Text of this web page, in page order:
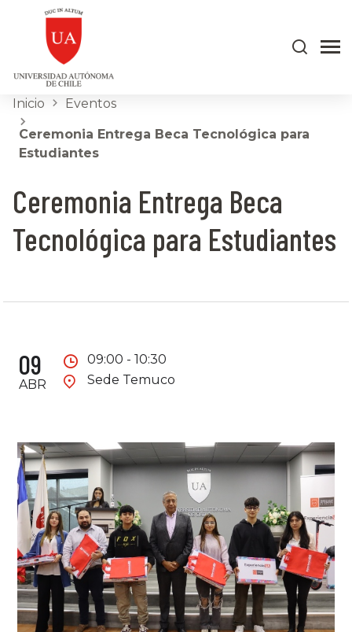
Inicio Eventos
Ceremonia Entrega Beca Tecnológica para
Estudiantes
Ceremonia Entrega Beca
Tecnológica para Estudiantes
09
ABR
09:00 - 10:30
Sede Temuco